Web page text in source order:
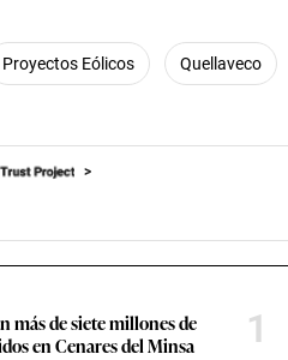
Proyectos Eólicos Quellaveco
más de siete millones de
en Cenares del Minsa
1